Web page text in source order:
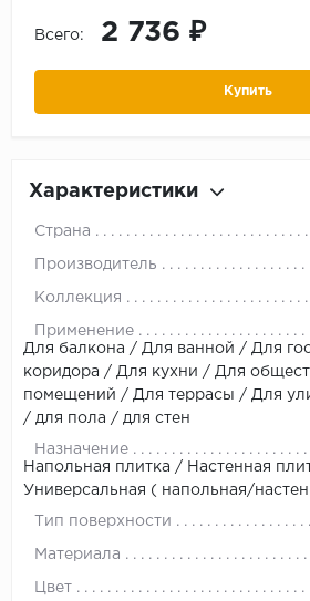
Всего: 2 736 ₽
Купить
Характеристики
Страна
Производитель
Коллекция
Применение
Для балкона / Для ванной / Для
коридора / Для кухни / Для
помещений / Для террасы / Для
/ для пола / для стен
Назначение
Напольная плитка / Настенная
Универсальная ( напольная/
Тип поверхности
Материала
Цвет